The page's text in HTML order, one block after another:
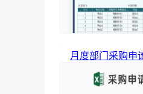
月度部门采购申